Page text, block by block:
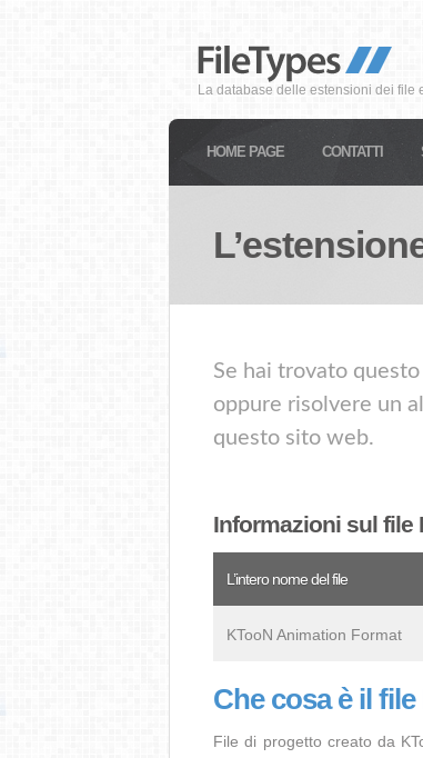
La database delle estensioni dei file
HOME PAGE CONTATTI
Se hai trovato
oppure risolvere un
questo sito web.
Informazioni sul file
L’intero nome del file
KTooN Animation Format
Che cosa è il
File di progetto creato da